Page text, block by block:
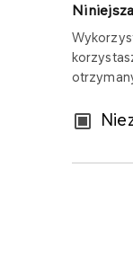
Wybór